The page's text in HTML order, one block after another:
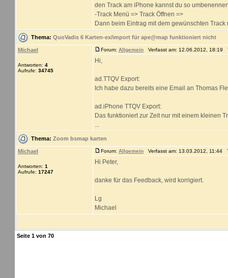
den Track am iPhone kannst du so
-Track Menü => Track Öffnen =>
Dann beim Eintrag mit dem gewünschten
Thema: QuoVadis 6 Karten-ex/import für ape@map funktioniert nicht
Michael
Antworten: 4
Aufrufe: 34745
Forum: Allgemein Verfasst am: 12.06.2012, 18:19
Hi,
ad.TTQV Export:
Ich habe dazu bereits eine Email an Thomas
ad.iPhone TTQV Export:
Das funktioniert zur Zeit nur mit einem kleinen
...
Thema: Zoom bsmap karten
Michael
Antworten: 1
Aufrufe: 17247
Forum: Allgemein Verfasst am: 13.03.2012, 11:44
Hi Peter,
danke für das Feedback, wird korrigiert.
Lg
Michael
Seite 1 von 70